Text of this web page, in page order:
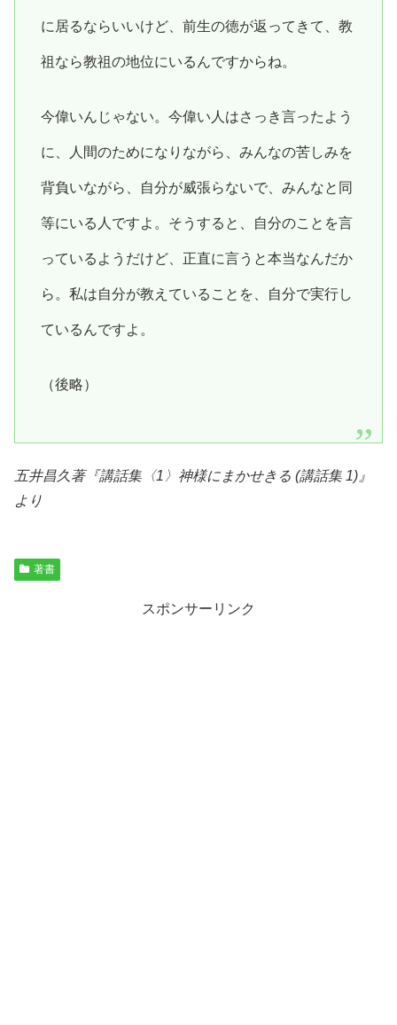
に居るならいいけど、前生の徳が返ってきて、教
祖なら教祖の地位にいるんですからね。
今偉いんじゃない。今偉い人はさっき言ったよう
に、人間のためになりながら、みんなの苦しみを
背負いながら、自分が威張らないで、みんなと同
等にいる人ですよ。そうすると、自分のことを言
っているようだけど、正直に言うと本当なんだか
ら。私は自分が教えていることを、自分で実行し
ているんですよ。
（後略）
五井昌久著『講話集〈1〉神様にまかせきる (講話集 1) 』
より
著書
スポンサーリンク